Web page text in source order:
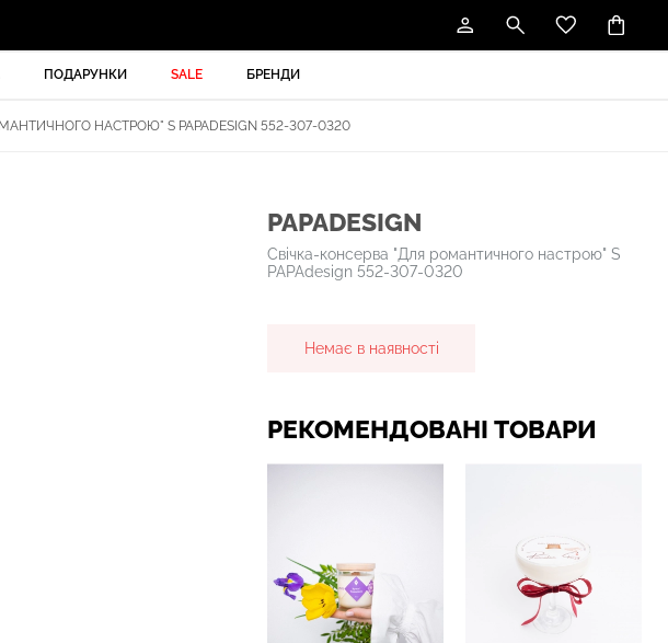
ПОДАРУНКИ SALE БРЕНДИ
НАСТРОЮ" S PAPADESIGN 552-307-0320
PAPADESIGN
Свічка-консерва "Для романтичного настрою" S
PAPAdesign 552-307-0320
Немає в наявності
РЕКОМЕНДОВАНІ ТОВАРИ